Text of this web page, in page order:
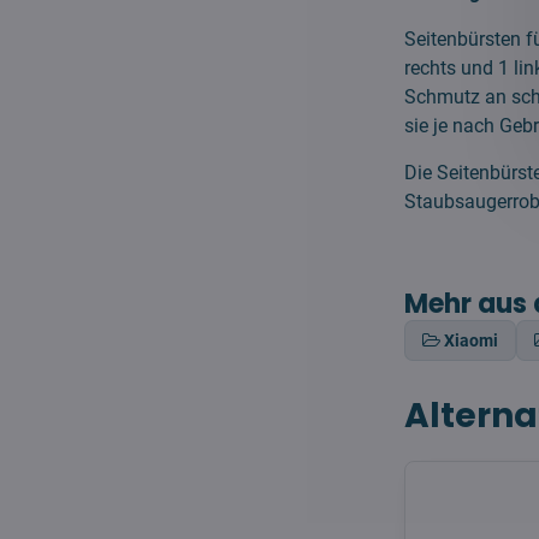
Seitenbürsten
rechts und 1
Schmutz an
sie je nach
Die
Mehr aus
Xiaomi